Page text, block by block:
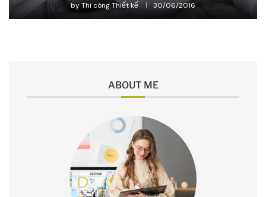
byThi công Thiết kế 30/06/2016
ABOUT ME